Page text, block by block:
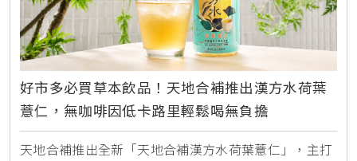
好市多必買草本飲品！天地合補推出漢方水荷葉
薏仁，無咖啡因低卡路里輕鬆喝無負擔
天地合補推出全新「天地合補漢方水荷葉薏仁」，主打